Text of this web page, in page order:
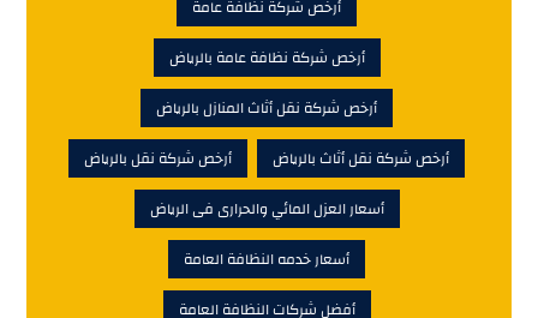
أفضل شركة رش مبيدات بالرياض
أفضل شركة نظافة عامة بالرياض
أفضل شركة نقل أثاث بالرياض
أكبر شركات نقل العفش بالرياض
أكبر شركة رش مبيدات بالرياض
شركة رش مبيدات ومكافحة حشرات بالرياض